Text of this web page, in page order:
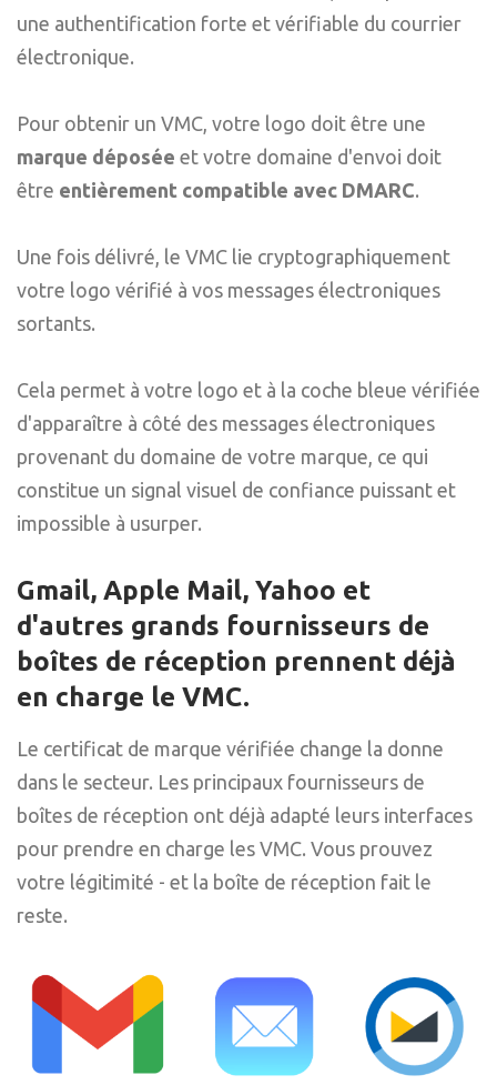
une authentification forte et vérifiable du courrier
électronique.
Pour obtenir un VMC, votre logo doit être une
marque déposée et votre domaine d'envoi doit
être entièrement compatible avec DMARC.
Une fois délivré, le VMC lie cryptographiquement
votre logo vérifié à vos messages électroniques
sortants.
Cela permet à votre logo et à la coche bleue vérifiée
d'apparaître à côté des messages électroniques
provenant du domaine de votre marque, ce qui
constitue un signal visuel de confiance puissant et
impossible à usurper.
Gmail, Apple Mail, Yahoo et
d'autres grands fournisseurs de
boîtes de réception prennent déjà
en charge le VMC.
Le certificat de marque vérifiée change la donne
dans le secteur. Les principaux fournisseurs de
boîtes de réception ont déjà adapté leurs interfaces
pour prendre en charge les VMC. Vous prouvez
votre légitimité - et la boîte de réception fait le
reste.